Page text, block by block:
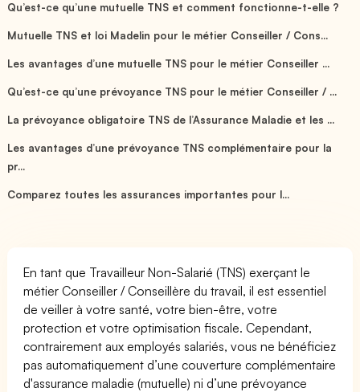
Qu’est-ce qu’une mutuelle TNS et comment fonctionne-t-elle ?
Mutuelle TNS et loi Madelin pour le métier Conseiller / Cons...
Les avantages d’une mutuelle TNS pour le métier Conseiller ...
Qu’est-ce qu’une prévoyance TNS pour le métier Conseiller / ...
La prévoyance obligatoire TNS de l’Assurance Maladie et les ...
Les avantages d’une prévoyance TNS complémentaire pour la
pr...
Comparez toutes les assurances importantes pour l...
En tant que Travailleur Non-Salarié (TNS) exerçant le
métier Conseiller / Conseillère du travail, il est essentiel
de veiller à votre santé, votre bien-être, votre
protection et votre optimisation fiscale. Cependant,
contrairement aux employés salariés, vous ne bénéficiez
pas automatiquement d’une couverture complémentaire
d'assurance maladie (mutuelle) ni d’une prévoyance